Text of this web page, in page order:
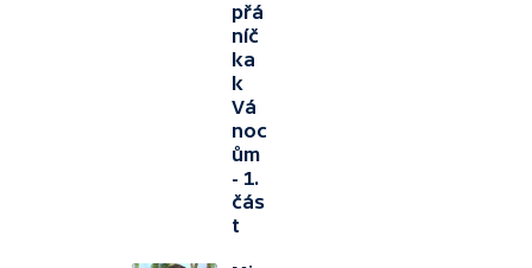
přá
níč
ka
k
Vá
noc
ům
- 1.
čás
t